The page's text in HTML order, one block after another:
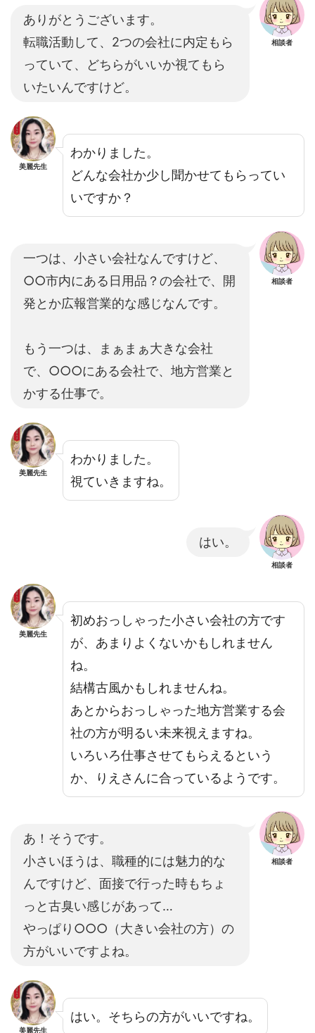
ありがとうございます。
転職活動して、2つの会社に内定もら
っていて、どちらがいいか視てもら
いたいんですけど。
相談者
美麗先生
わかりました。
どんな会社か少し聞かせてもらってい
いですか？
一つは、小さい会社なんですけど、
○○市内にある日用品？の会社で、開
発とか広報営業的な感じなんです。
もう一つは、まぁまぁ大きな会社
で、○○○にある会社で、地方営業と
かする仕事で。
相談者
美麗先生
わかりました。
視ていきますね。
はい。
相談者
美麗先生
初めおっしゃった小さい会社の方です
が、あまりよくないかもしれません
ね。
結構古風かもしれませんね。
あとからおっしゃった地方営業する会
社の方が明るい未来視えますね。
いろいろ仕事させてもらえるという
か、りえさんに合っているようです。
あ！そうです。
小さいほうは、職種的には魅力的な
んですけど、面接で行った時もちょ
っと古臭い感じがあって…
やっぱり○○○（大きい会社の方）の
方がいいですよね。
相談者
美麗先生
はい。そちらの方がいいですね。